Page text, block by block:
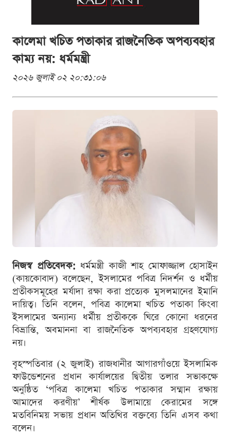
কালেমা খচিত পতাকার রাজনৈতিক অপব্যবহার
কাম্য নয়: ধর্মমন্ত্রী
২০২৬ জুলাই ০২ ২০:৩১:০৬
নিজস্ব প্রতিবেদক:ধর্মমন্ত্রী কাজী শাহ মোফাজ্জাল হোসাইন
(কায়কোবাদ) বলেছেন, ইসলামের পবিত্র নিদর্শন ও ধর্মীয়
প্রতীকসমূহের মর্যাদা রক্ষা করা প্রত্যেক মুসলমানের ইমানি
দায়িত্ব। তিনি বলেন, পবিত্র কালেমা খচিত পতাকা কিংবা
ইসলামের অন্যান্য ধর্মীয় প্রতীককে ঘিরে কোনো ধরনের
বিভ্রান্তি, অবমাননা বা রাজনৈতিক অপব্যবহার গ্রহণযোগ্য
নয়।
বৃহস্পতিবার (২ জুলাই) রাজধানীর আগারগাঁওয়ে ইসলামিক
ফাউন্ডেশনের প্রধান কার্যালয়ের দ্বিতীয় তলার সভাকক্ষে
অনুষ্ঠিত ‘পবিত্র কালেমা খচিত পতাকার সম্মান রক্ষায়
আমাদের করণীয়’ শীর্ষক উলামায়ে কেরামের সঙ্গে
মতবিনিময় সভায় প্রধান অতিথির বক্তব্যে তিনি এসব কথা
বলেন।